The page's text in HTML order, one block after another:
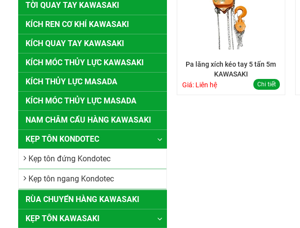
Pa lăng xích kéo tay 5 tấn 5m
KAWASAKI
Giá: Liên hệ
Chi tiết
TỜI QUAY TAY KAWASAKI
KÍCH REN CƠ KHÍ KAWASAKI
KÍCH QUAY TAY KAWASAKI
KÍCH MÓC THỦY LỰC KAWASAKI
KÍCH THỦY LỰC MASADA
KÍCH MÓC THỦY LỰC MASADA
NAM CHÂM CẨU HÀNG KAWASAKI
KẸP TÔN KONDOTEC
Kẹp tôn đứng Kondotec
Kẹp tôn ngang Kondotec
RÙA CHUYỂN HÀNG KAWASAKI
KẸP TÔN KAWASAKI